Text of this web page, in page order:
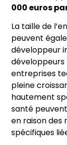
000 euros
La taille de
peuvent
développeur
entreprises
pleine
hautement
santé
en raison des
spécifiques